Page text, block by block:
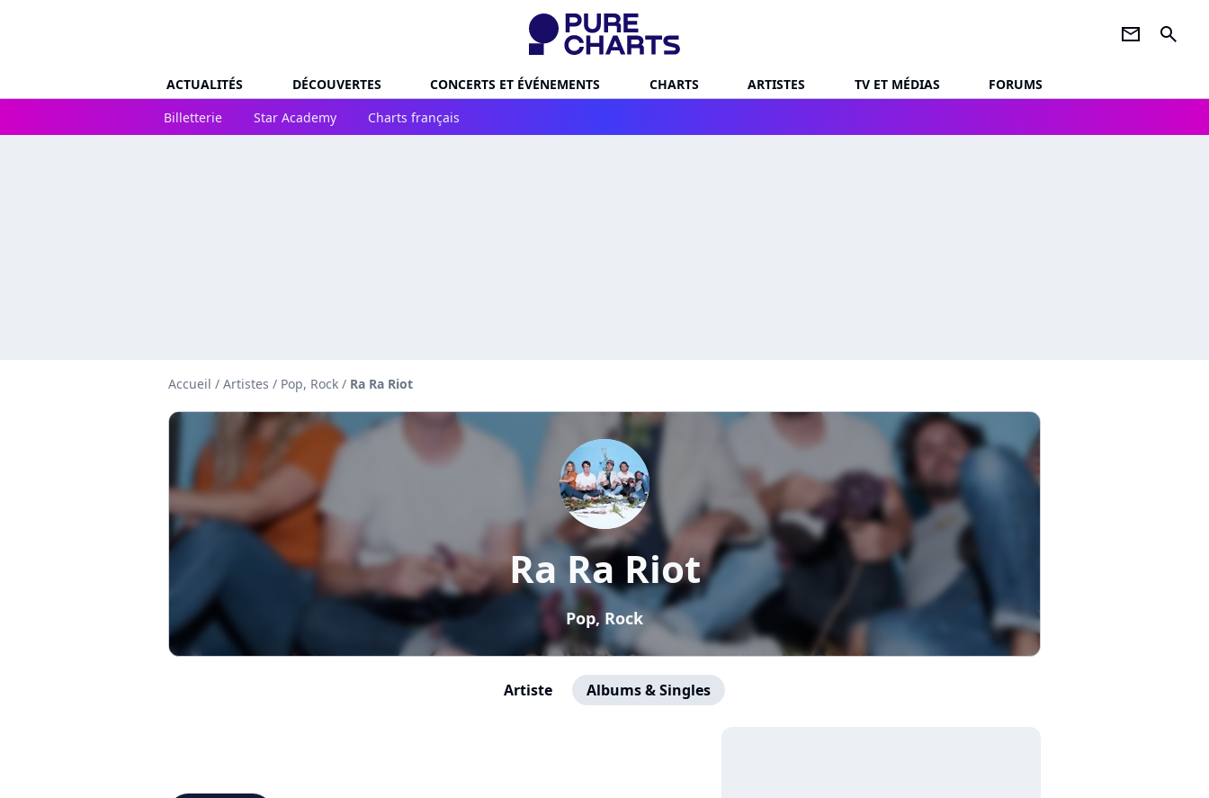
newsletter search
ACTUALITÉS DÉCOUVERTES CONCERTS ET ÉVÉNEMENTS CHARTS ARTISTES TV ET MÉDIAS
FORUMS
Billetterie
Star Academy Charts français
Accueil / Artistes / Pop, Rock / Ra Ra Riot
Ra Ra Riot
Pop, Rock
Artiste Albums & Singles